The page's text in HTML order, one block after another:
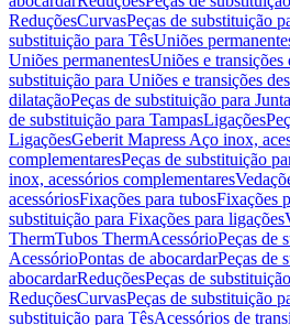
ReduçõesCurvasPeças de substituição
substituição para TêsUniões
Uniões permanentesUniões e transições
substituição para Uniões e transições
dilataçãoPeças de substituição para
de substituição para TampasLigações
LigaçõesGeberit Mapress Aço inox,
complementaresPeças de substituição
inox, acessórios complementares
acessóriosFixações para tubosFixações
substituição para Fixações para ligações
ThermTubos ThermAcessórioPeças de
AcessórioPontas de abocardarPeças de
abocardarReduçõesPeças de
ReduçõesCurvasPeças de substituição
substituição para TêsAcessórios de